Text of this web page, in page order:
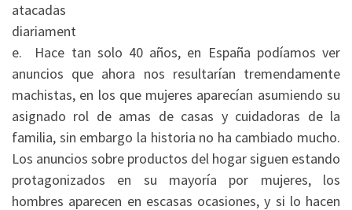
atacadas
diariament
e. Hace tan solo 40 años, en España podíamos ver
anuncios que ahora nos resultarían tremendamente
machistas, en los que mujeres aparecían asumiendo su
asignado rol de amas de casas y cuidadoras de la
familia, sin embargo la historia no ha cambiado mucho.
Los anuncios sobre productos del hogar siguen estando
protagonizados en su mayoría por mujeres, los
hombres aparecen en escasas ocasiones, y si lo hacen